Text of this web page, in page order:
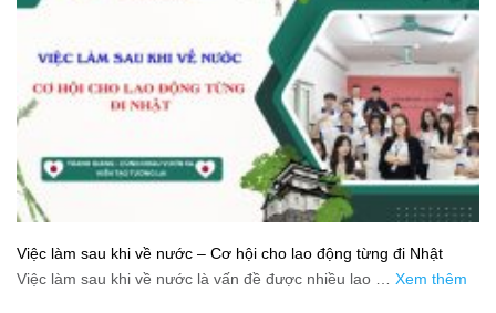
Việc làm sau khi về nước – Cơ hội cho lao động từng đi Nhật
Việc làm sau khi về nước là vấn đề được nhiều lao … Xem thêm